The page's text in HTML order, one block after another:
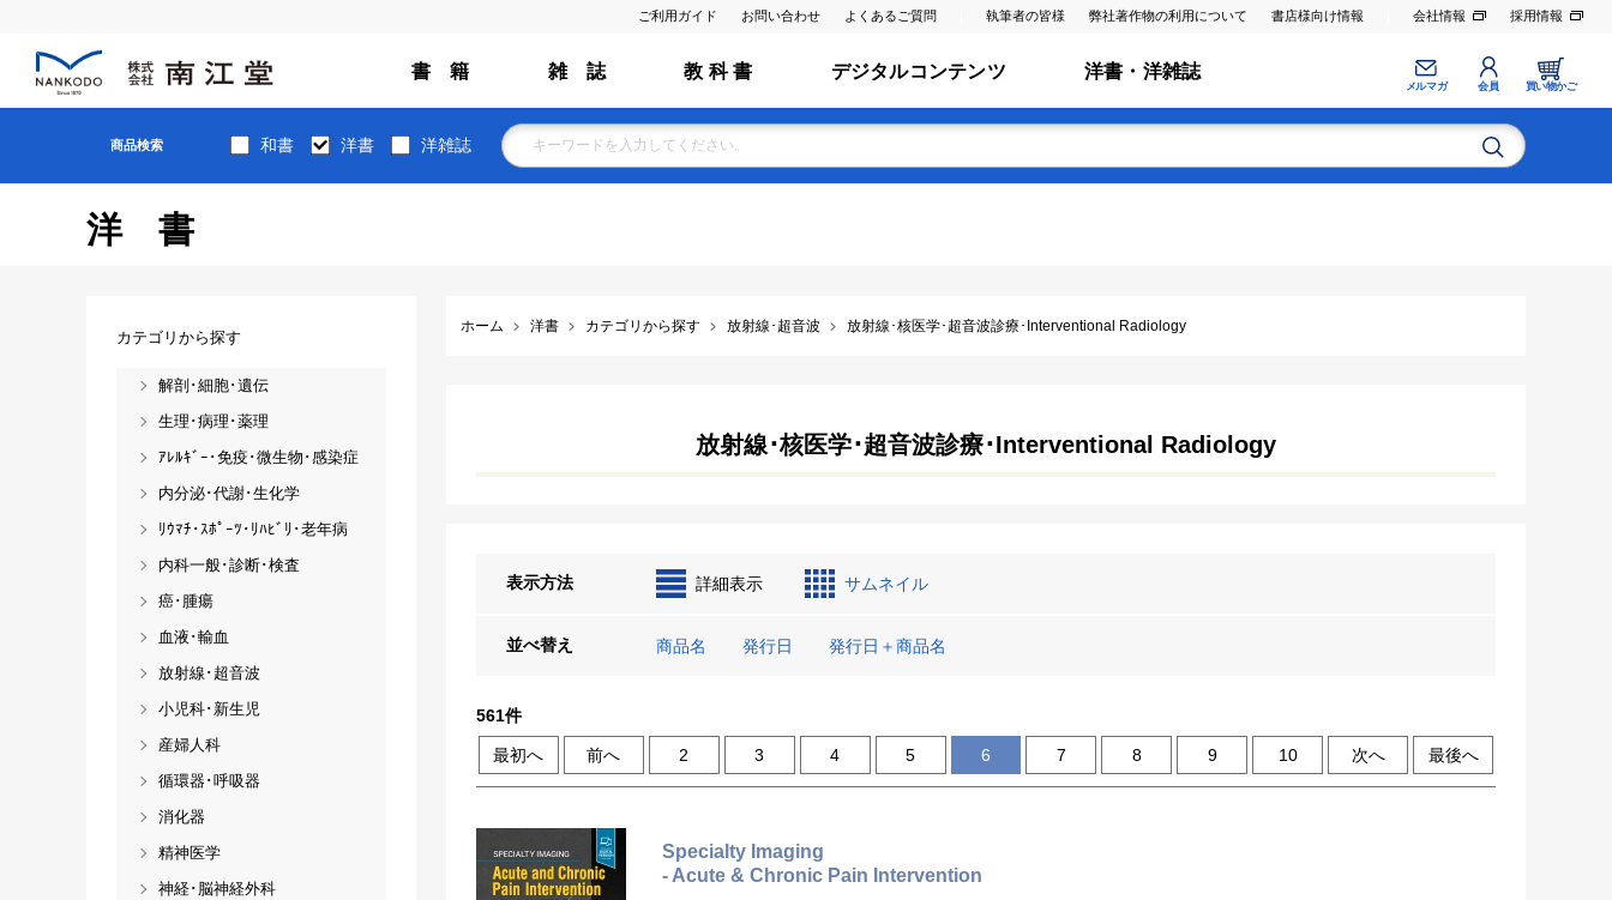
ご利用ガイド お問い合わせ よくあるご質問 執筆者の皆様 弊社著作物の利用について 書店様向け情報 会社情報 採用情報
書 籍 雑 誌 教 科 書 デジタルコンテンツ 洋書・洋雑誌
メルマガ 会員 買い物かご
商品検索 和書 洋書 洋雑誌
洋書
ホーム 洋書 カテゴリから探す 放射線･超音波 放射線･核医学･超音波診療･Interventional Radiology
放射線･核医学･超音波診療･Interventional Radiology
表示方法 詳細表示 サムネイル
並べ替え 商品名 発行日 発行日＋商品名
561件
最初へ 前へ 2 3 4 5 6 7 8 9 10 次へ 最後へ
Specialty Imaging
- Acute & Chronic Pain Intervention
カテゴリから探す
解剖･細胞･遺伝
生理･病理･薬理
ｱﾚﾙｷﾞｰ･免疫･微生物･感染症
内分泌･代謝･生化学
ﾘｳﾏﾁ･ｽﾎﾟｰﾂ･ﾘﾊﾋﾞﾘ･老年病
内科一般･診断･検査
癌･腫瘍
血液･輸血
放射線･超音波
小児科･新生児
産婦人科
循環器･呼吸器
消化器
精神医学
神経･脳神経外科